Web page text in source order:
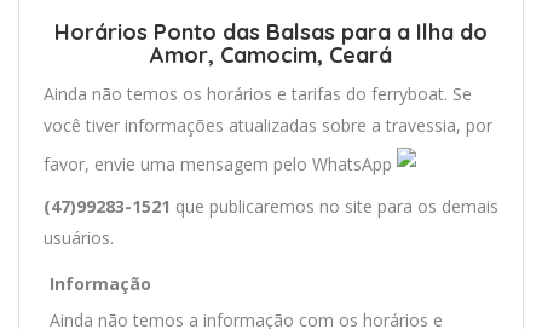
Horários Ponto das Balsas para a Ilha do
Amor, Camocim, Ceará
Ainda não temos os horários e tarifas do ferryboat. Se
você tiver informações atualizadas sobre a travessia, por
favor, envie uma mensagem pelo WhatsApp
(47)99283-1521 que publicaremos no site para os demais
usuários.
Informação
Ainda não temos a informação com os horários e